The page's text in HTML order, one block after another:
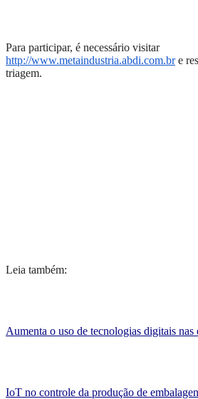
Para participar, é necessário visitar
http://www.metaindustria.abdi.com.br e
triagem.
Leia também:
Aumenta o uso de tecnologias digitais nas
IoT no controle da produção de